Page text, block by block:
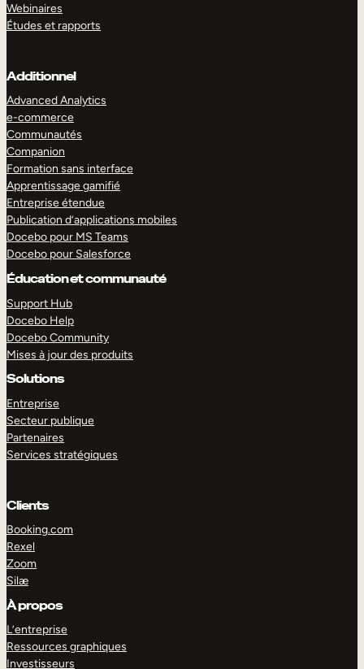
Webinaires
Études et rapports
Additionnel
Advanced Analytics
e-commerce
Communautés
Companion
Formation sans interface
Apprentissage gamifié
Entreprise étendue
Publication d’applications mobiles
Docebo pour MS Teams
Docebo pour Salesforce
Éducation et communauté
Support Hub
Docebo Help
Docebo Community
Mises à jour des produits
Solutions
Entreprise
Secteur publique
Partenaires
Services stratégiques
Clients
Booking.com
Rexel
Zoom
Silæ
À propos
L’entreprise
Ressources graphiques
Investisseurs